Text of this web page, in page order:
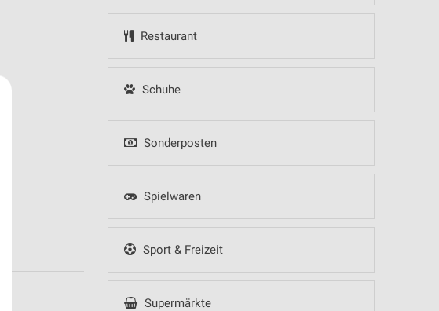
Restaurant
Schuhe
Sonderposten
Spielwaren
Sport & Freizeit
Supermärkte